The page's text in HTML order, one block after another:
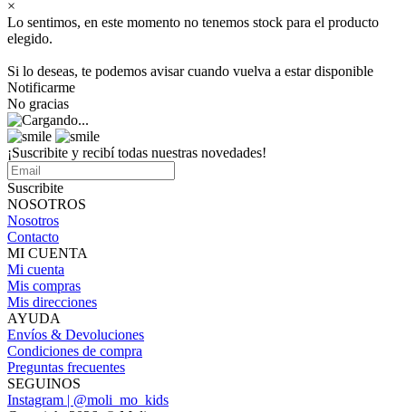
×
Lo sentimos, en este momento no tenemos stock para el producto
elegido.
Si lo deseas, te podemos avisar cuando vuelva a estar disponible
Notificarme
No gracias
¡Suscribite y recibí todas nuestras novedades!
Suscribite
NOSOTROS
Nosotros
Contacto
MI CUENTA
Mi cuenta
Mis compras
Mis direcciones
AYUDA
Envíos & Devoluciones
Condiciones de compra
Preguntas frecuentes
SEGUINOS
Instagram | @moli_mo_kids